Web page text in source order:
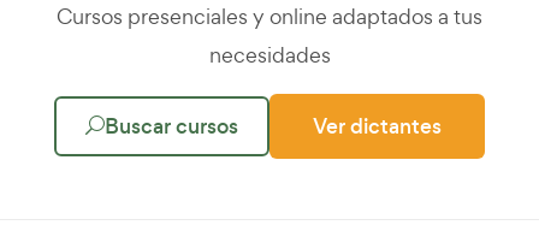
Cursos presenciales y online adaptados a tus
necesidades
Buscar cursos Ver dictantes